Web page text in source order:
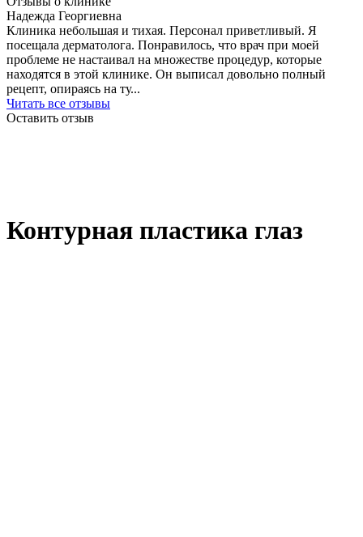
Надежда Георгиевна
Клиника небольшая и тихая. Персонал приветливый. Я
посещала дерматолога. Понравилось, что врач при моей
проблеме не настаивал на множестве процедур, которые
находятся в этой клинике. Он выписал довольно полный
рецепт, опираясь на ту...
Читать все отзывы
Оставить отзыв
Контурная пластика глаз